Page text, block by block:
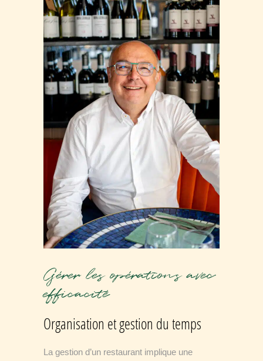
Gérer les opérations avec
efficacité
Organisation et gestion du temps
La gestion d’un restaurant implique une